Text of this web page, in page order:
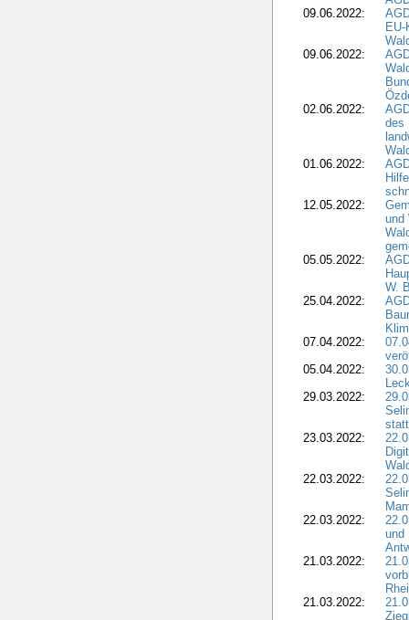
09.06.2022:
09.06.2022:
02.06.2022:
des
01.06.2022:
12.05.2022:
und
05.05.2022:
W.
25.04.2022:
07.04.2022:
05.04.2022:
29.03.2022:
23.03.2022:
22.03.2022:
22.03.2022:
und
21.03.2022:
21.03.2022: